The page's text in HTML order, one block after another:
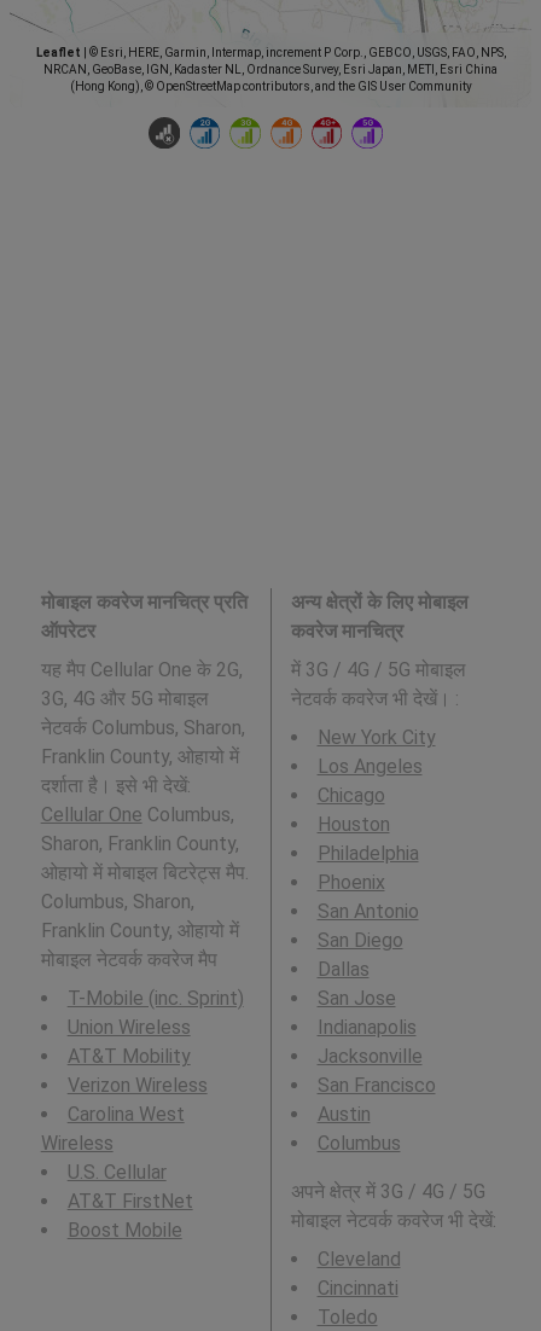
Leaflet
© Esri, HERE, Garmin, Intermap, increment P Corp., GEBCO, USGS, FAO, NPS,
NRCAN, GeoBase, IGN, Kadaster NL, Ordnance Survey, Esri Japan, METI, Esri China
(Hong Kong), © OpenStreetMap contributors, and the GIS User Community
मोबाइल कवरेज मानचित्र प्रति
ऑपरेटर
यह मैप Cellular One के 2G,
3G, 4G और 5G मोबाइल
नेटवर्क Columbus, Sharon,
Franklin County, ओहायो में
दर्शाता है। इसे भी देखें:
Cellular One Columbus,
Sharon, Franklin County,
ओहायो में मोबाइल बिटरेट्स मैप.
Columbus, Sharon,
Franklin County, ओहायो में
मोबाइल नेटवर्क कवरेज मैप
T-Mobile (inc. Sprint)
Union Wireless
AT&T Mobility
Verizon Wireless
Carolina West
Wireless
U.S. Cellular
AT&T FirstNet
Boost Mobile
अन्य क्षेत्रों के लिए मोबाइल
कवरेज मानचित्र
में 3G / 4G / 5G मोबाइल
नेटवर्क कवरेज भी देखें। :
New York City
Los Angeles
Chicago
Houston
Philadelphia
Phoenix
San Antonio
San Diego
Dallas
San Jose
Indianapolis
Jacksonville
San Francisco
Austin
Columbus
अपने क्षेत्र में 3G / 4G / 5G
मोबाइल नेटवर्क कवरेज भी देखें:
Cleveland
Cincinnati
Toledo